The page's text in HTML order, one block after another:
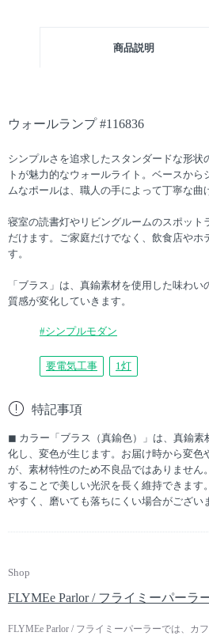
商品説明
ウォールランプ #116836
シンプルさを追求したスタンダードな形状
トが魅力的なウォールライト。ベースか
ムなポールは、職人の手によって丁寧な曲
寝室の読書灯やリビングルームのスポット
だけます。ご家庭だけでなく、飲食店や
す。
「ブラス」は、真鍮素材を使用した味わ
質感が変化していきます。
#シンプルモダン
要電気工事 1灯
特記事項
◼︎ カラー「ブラス（真鍮色）」は、真鍮素
化し、変色が生じます。お届け時から変色
が、素材特性のため不良品ではありません
することで美しい光沢を長く維持できます
やすく、磨いても落ちにくい場合がござい
Shop
FLYMEe Parlor / フライミーパーラ
FLYMEe Parlor / フライミーパーラーでは、カ